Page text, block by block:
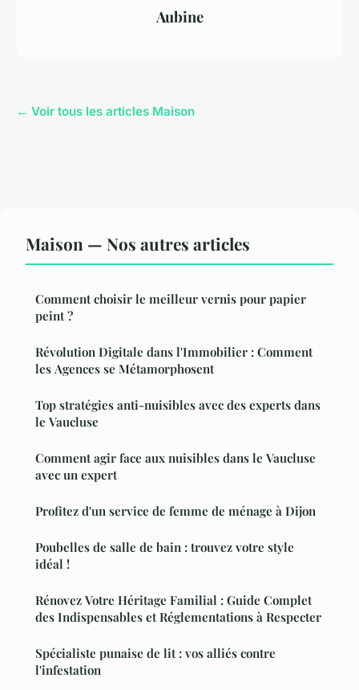
Aubine
← Voir tous les articles Maison
Maison — Nos autres articles
Comment choisir le meilleur vernis pour papier
peint ?
Révolution Digitale dans l'Immobilier : Comment
les Agences se Métamorphosent
Top stratégies anti-nuisibles avec des experts dans
le Vaucluse
Comment agir face aux nuisibles dans le Vaucluse
avec un expert
Profitez d'un service de femme de ménage à Dijon
Poubelles de salle de bain : trouvez votre style
idéal !
Rénovez Votre Héritage Familial : Guide Complet
des Indispensables et Réglementations à Respecter
Spécialiste punaise de lit : vos alliés contre
l'infestation